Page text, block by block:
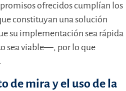
ofrecidos cumplían los
constituyan una solución
su implementación sea rápida
sea viable—, por lo que
de mira y el uso de la